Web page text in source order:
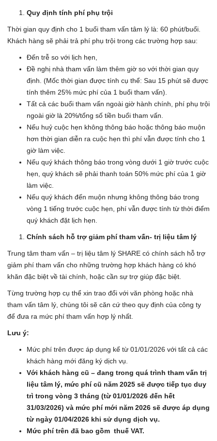
Quy định tính phí phụ trội
Thời gian quy định cho 1 buổi tham vấn tâm lý là: 60 phút/buổi.
Khách hàng sẽ phải trả phí phụ trội trong các trường hợp sau:
Đến trễ so với lịch hẹn,
Đề nghị nhà tham vấn làm thêm giờ so với thời gian quy
định. (Mốc thời gian được tính cụ thể: Sau 15 phút sẽ được
tính thêm 25% mức phí của 1 buổi tham vấn).
Tất cả các buổi tham vấn ngoài giờ hành chính, phí phụ trội
ngoài giờ là 20%/tổng số tiền buổi tham vấn.
Nếu huỷ cuộc hẹn không thông báo hoặc thông báo muộn
hơn thời gian diễn ra cuộc hẹn thì phí vẫn được tính cho 1
giờ làm việc.
Nếu quý khách thông báo trong vòng dưới 1 giờ trước cuộc
hẹn, quý khách sẽ phải thanh toán 50% mức phí của 1 giờ
làm việc.
Nếu quý khách đến muộn nhưng không thông báo trong
vòng 1 tiếng trước cuộc hẹn, phí vẫn được tính từ thời điểm
quý khách đặt lịch hẹn.
Chính sách hỗ trợ giảm phí tham vấn- trị liệu tâm lý
Trung tâm tham vấn – trị liệu tâm lý SHARE có chính sách hỗ trợ
giảm phí tham vấn cho những trường hợp khách hàng có khó
khăn đặc biệt về tài chính, hoặc cần sự trợ giúp đặc biệt.
Từng trường hợp cụ thể xin trao đổi với văn phòng hoặc nhà
tham vấn tâm lý, chúng tôi sẽ căn cứ theo quy định của công ty
để đưa ra mức phí tham vấn hợp lý nhất.
Lưu ý:
Mức phí trên được áp dụng kể từ 01/01/2026 với tất cả các
khách hàng mới đăng ký dịch vụ.
Với khách hàng cũ – đang trong quá trình tham vấn trị
liệu tâm lý, mức phí cũ năm 2025 sẽ được tiếp tục duy
trì trong vòng 3 tháng (từ 01/01/2026 đến hết
31/03/2026) và mức phí mới năm 2026 sẽ được áp dụng
từ ngày 01/04/2026 khi sử dụng dịch vụ.
Mức phí trên đã bao gồm thuế VAT.